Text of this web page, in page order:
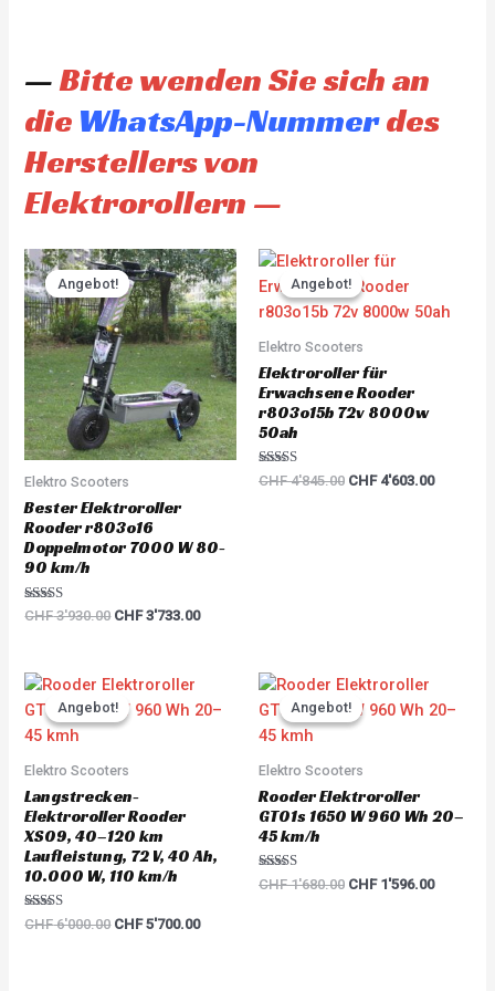
—Bitte wenden Sie sich an
die WhatsApp-Nummerdes
Herstellers von
Elektrorollern —
Angebot!
Angebot!
Elektro Scooters
Bester Elektroroller
Rooder r803o16
Doppelmotor 7000 W 80-
90 km/h
Rated
CHF3'930.00
Original
price
was:
CHF 3'930.00.
CHF3'733.00
Current
price
is:
CHF 3'733.00.
Angebot!
Angebot!
Elektro Scooters
Elektroroller für
Erwachsene Rooder
r803o15b 72v 8000w
50ah
Rated
5.00
CHF4'845.00
Original
price
was:
CHF 4'845.00.
CHF4'603.00
CHF
Angebot!
Angebot!
Elektro Scooters
Langstrecken-
Elektroroller Rooder
XS09, 40–120 km
Laufleistung, 72 V, 40 Ah,
10.000 W, 110 km/h
Rated
CHF6'000.00
Original
price
was:
CHF5'700.00
price
is:
CHF 5'700.00.
Angebot!
Angebot!
Elektro Scooters
Rooder Elektroroller
GT01s 1650 W 960 Wh 20–
45 km/h
Rated
CHF1'680.00
Original
price
was:
CHF1'596.00
price
is: